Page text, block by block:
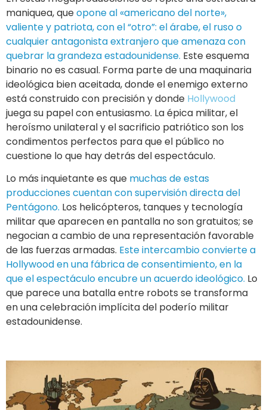
maniquea, queopone al «americano del norte»,
valiente y patriota, con el “otro”: el árabe, el ruso o
cualquier antagonista extranjero que amenaza con
quebrar la grandeza estadounidense. Este esquema
binario no es casual. Forma parte de una maquinaria
ideológica bien aceitada, donde el enemigo externo
está construido con precisión y donde Hollywood
juega su papel con entusiasmo. La épica militar, el
heroísmo unilateral y el sacrificio patriótico son los
condimentos perfectos para que el público no
cuestione lo que hay detrás del espectáculo.
Lo más inquietante es que muchas de estas
producciones cuentan con supervisión directa del
Pentágono. Los helicópteros, tanques y tecnología
militar que aparecen en pantalla no son gratuitos; se
negocian a cambio de una representación favorable
de las fuerzas armadas. Este intercambio convierte a
Hollywood en una fábrica de consentimiento, en la
que el espectáculo encubre un acuerdo ideológico. Lo
que parece una batalla entre robots se transforma
en una celebración implícita del poderío militar
estadounidense.